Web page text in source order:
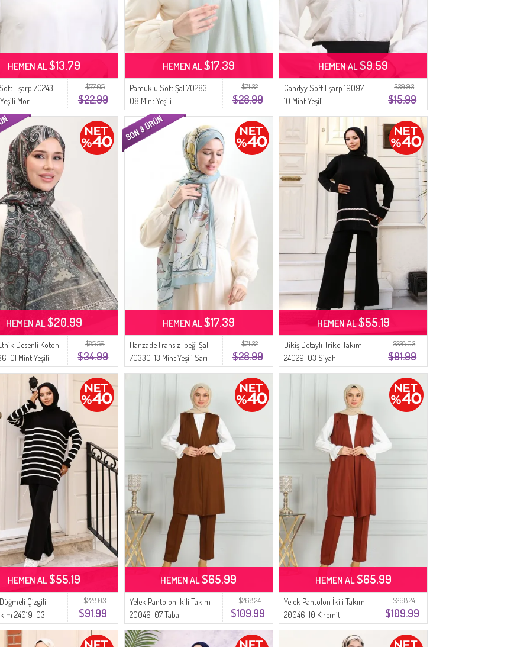
$57.05
$22.99
Eşarp 70243-
Mor
HEMEN AL$13.79
$71.32
$28.99
Pamuklu Soft Şal 70283-
08 Mint Yeşili
HEMEN AL$17.39
$39.93
$15.99
Candyy Soft Eşarp 19097-
10 Mint Yeşili
HEMEN AL$9.59
$85.59
$34.99
Desenli Koton
01 Mint Yeşili
HEMEN AL$20.99
$71.32
$28.99
Hanzade Fransız İpeği Şal
70330-13 Mint Yeşili Sarı
HEMEN AL$17.39
$228.03
$91.99
Dikiş Detaylı Triko Takım
24029-03 Siyah
HEMEN AL$55.19
$228.03
$91.99
Çizgili
24019-03
HEMEN AL$55.19
$268.24
$109.99
Yelek Pantolon İkili Takım
20046-07 Taba
HEMEN AL$65.99
$268.24
$109.99
Yelek Pantolon İkili Takım
20046-10 Kiremit
HEMEN AL$65.99